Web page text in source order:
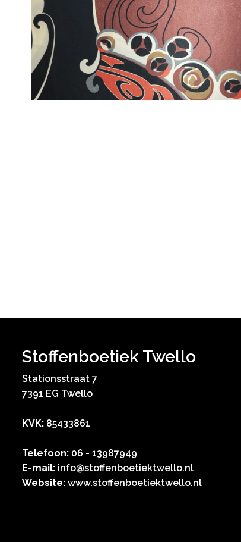
Stoffenboetiek Twello
Stationsstraat 7
7391 EG Twello
KVK: 85433861
Telefoon: 06 - 13987949
E-mail: info@stoffenboetiektwello.nl
Website: www.stoffenboetiektwello.nl